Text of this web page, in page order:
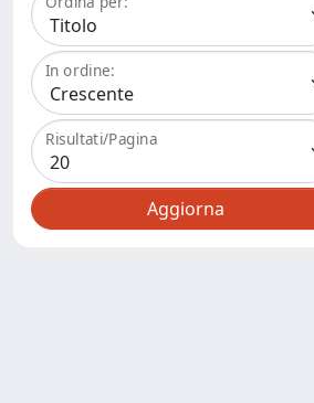
In ordine:
Risultati/Pagina